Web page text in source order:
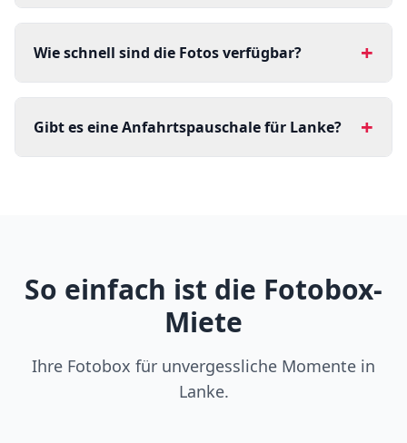
Wie schnell sind die Fotos verfügbar? +
Gibt es eine Anfahrtspauschale für Lanke? +
So einfach ist die Fotobox-
Miete
Ihre Fotobox für unvergessliche Momente in
Lanke.